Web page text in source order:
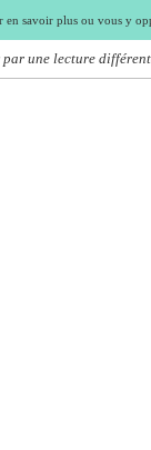
en savoir plus ou vous y
par une lecture